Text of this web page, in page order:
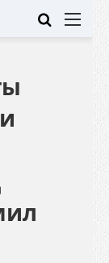
Искать